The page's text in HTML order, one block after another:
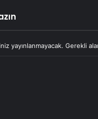
yayınlanmayacak. Gerekli